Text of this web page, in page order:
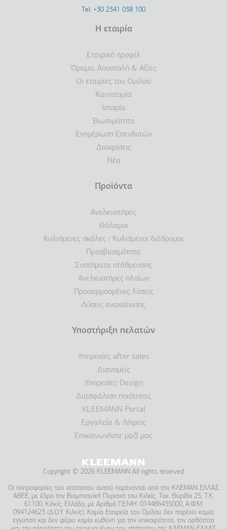
Tel: +30 2341 038 100
Η εταιρία
Εταιρικό προφίλ
Όραμα, Αποστολή & Αξίες
Οι εταιρίες του Ομίλου
Καινοτομία
Ιστορία
Βιωσιμότητα
Ενημέρωση Επενδυτών
Διακρίσεις
Νέα
Προϊόντα
Ανελκυστήρες
Θάλαμοι
Κυλιόμενες σκάλες / Κυλιόμενοι διάδρομοι
Προσβασιμότητα
Συστήματα στάθμευσης
Ανελκυστήρες πλοίων
Προσαρμοσμένες λύσεις
Λύσεις ανακαίνισης
Υποστήριξη πελατών
Υπηρεσίες after sales
Διανομείς
Υπηρεσίες Design
Διασφάλιση ποιότητας
KLEEMANN Portal
Εργαλεία & Λήψεις
Επικοινωνήστε μαζί μας
Copyright © 2026 KLEEMANN All rights reserved
Οι πληροφορίες του ιστότοπου αυτού παρέχονται από την ΚΛΕΜΑΝ ΕΛΛΑΣ
ΑΒΕΕ, με έδρα την Βιομηχανική Περιοχή του Κιλκίς, Ταχ. Θυρίδα 25, Τ.Κ.
61100, Κιλκίς, Ελλάδα, με Αριθμό Γ.Ε.ΜΗ. 014486435000, Α.Φ.Μ.
094124623 (Δ.Ο.Υ. Κιλκίς). Καμία Εταιρεία του Ομίλου δεν παρέχει καμία
εγγύηση και δεν φέρει καμία ευθύνη για την επικαιρότητα, την ορθότητα